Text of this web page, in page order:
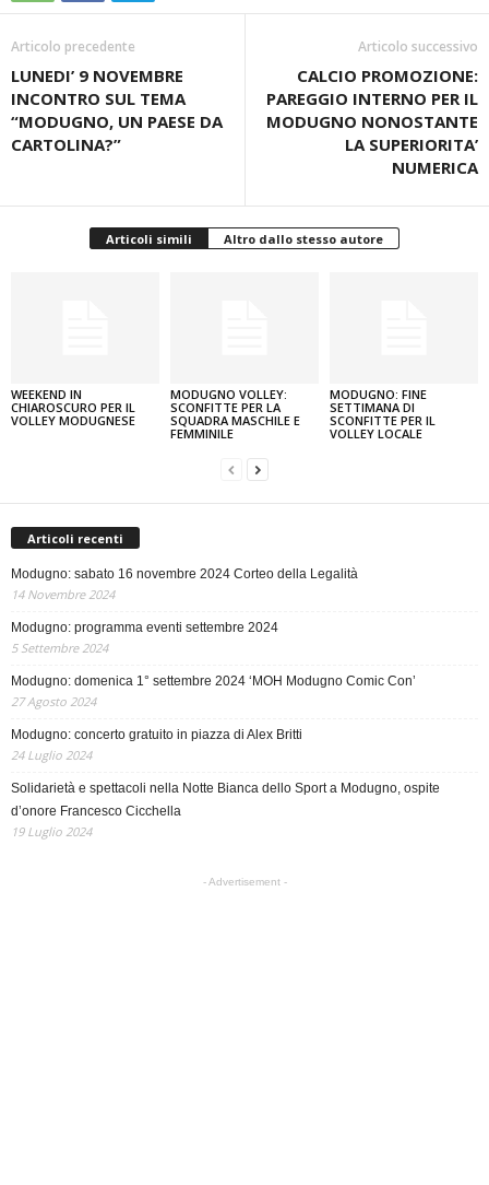
Articolo precedente
LUNEDI’ 9 NOVEMBRE
INCONTRO SUL TEMA
“MODUGNO, UN PAESE DA
CARTOLINA?”
Articolo successivo
CALCIO PROMOZIONE:
PAREGGIO INTERNO PER IL
MODUGNO NONOSTANTE
LA SUPERIORITA’
NUMERICA
Articoli simili Altro dallo stesso autore
WEEKEND IN
CHIAROSCURO PER IL
VOLLEY MODUGNESE
MODUGNO VOLLEY:
SCONFITTE PER LA
SQUADRA MASCHILE E
FEMMINILE
MODUGNO: FINE
SETTIMANA DI
SCONFITTE PER IL
VOLLEY LOCALE
Articoli recenti
Modugno: sabato 16 novembre 2024 Corteo della Legalità
14 Novembre 2024
Modugno: programma eventi settembre 2024
5 Settembre 2024
Modugno: domenica 1° settembre 2024 ‘MOH Modugno Comic Con’
27 Agosto 2024
Modugno: concerto gratuito in piazza di Alex Britti
24 Luglio 2024
Solidarietà e spettacoli nella Notte Bianca dello Sport a Modugno, ospite
d’onore Francesco Cicchella
19 Luglio 2024
- Advertisement -